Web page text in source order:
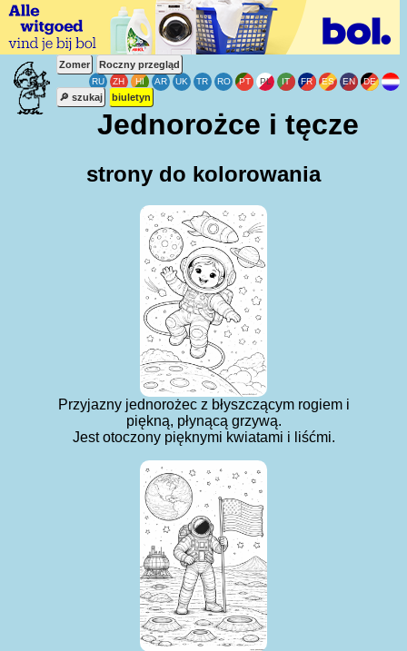
Zomer Roczny przegląd
🔎 szukaj biuletyn
Jednorożce i tęcze
strony do kolorowania
Przyjazny jednorożec z błyszczącym rogiem i
piękną, płynącą grzywą.
Jest otoczony pięknymi kwiatami i liśćmi.